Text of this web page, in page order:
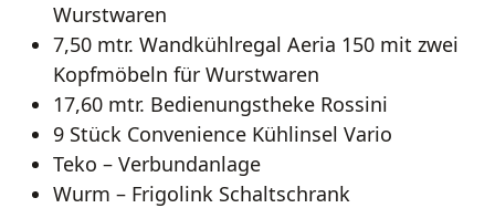
Wurstwaren
7,50 mtr. Wandkühlregal Aeria 150 mit zwei
Kopfmöbeln für Wurstwaren
17,60 mtr. Bedienungstheke Rossini
9 Stück Convenience Kühlinsel Vario
Teko – Verbundanlage
Wurm – Frigolink Schaltschrank